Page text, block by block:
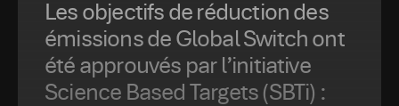
Les objectifs de réduction des
émissions de Global Switch ont
été approuvés par l’initiative
Science Based Targets (SBTi) :